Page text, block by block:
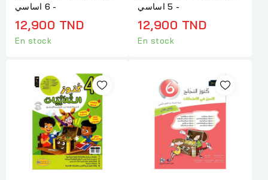
- 6 اساسي
12,900 TND
En stock
- 5 اساسي
12,900 TND
En stock